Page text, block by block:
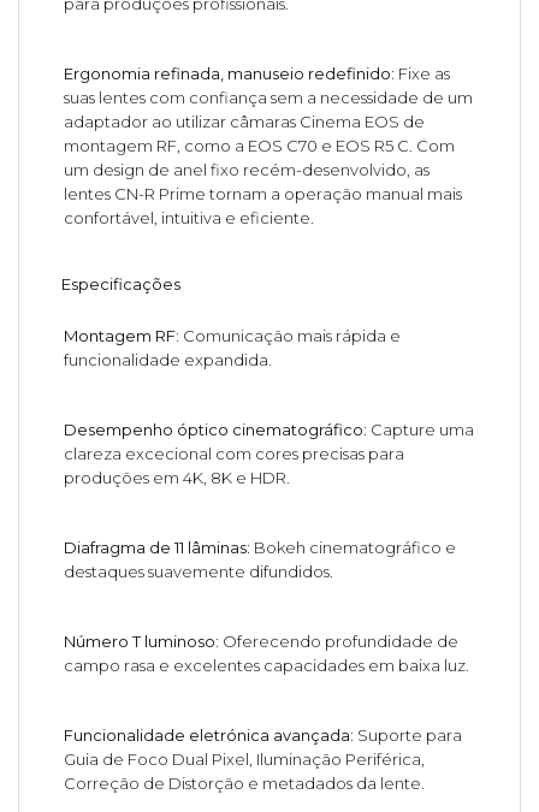
Ergonomia refinada, manuseio redefinido: Fixe as
suas lentes com confiança sem a necessidade de um
adaptador ao utilizar câmaras Cinema EOS de
montagem RF, como a EOS C70 e EOS R5 C. Com
um design de anel fixo recém-desenvolvido, as
lentes CN-R Prime tornam a operação manual mais
confortável, intuitiva e eficiente.
Especificações
Montagem RF: Comunicação mais rápida e
funcionalidade expandida.
Desempenho óptico cinematográfico: Capture uma
clareza excecional com cores precisas para
produções em 4K, 8K e HDR.
Diafragma de 11 lâminas: Bokeh cinematográfico e
destaques suavemente difundidos.
Número T luminoso: Oferecendo profundidade de
campo rasa e excelentes capacidades em baixa luz.
Funcionalidade eletrónica avançada: Suporte para
Guia de Foco Dual Pixel, Iluminação Periférica,
Correção de Distorção e metadados da lente.